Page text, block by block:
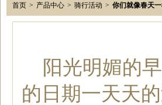
首页 > 产品中心 > 骑行活动 > 你们就像春天
阳光明媚的
的日期一天天